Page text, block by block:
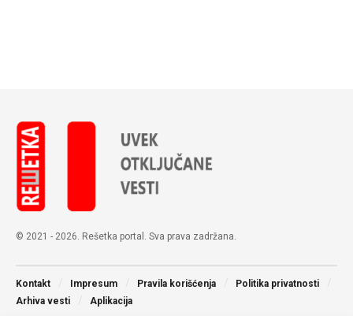
© 2021 - 2026. Rešetka portal. Sva prava zadržana.
Kontakt Impresum Pravila korišćenja
Politika privatnosti
Arhiva vesti
Aplikacija